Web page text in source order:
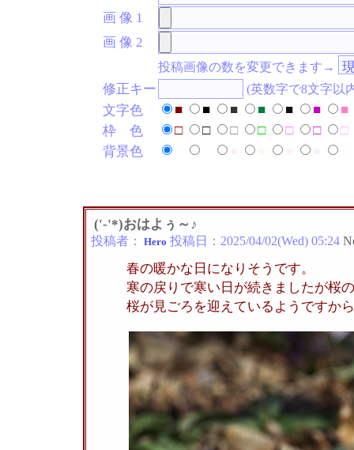
画 像 1
画 像 2
投稿画像の数を変更できます→
修正キー (英数字で8文字以
文字色 ■ ■ ■ ■ ■ ■
■
枠 色
□ □ □ □ □ □
□
背景色
('-'*)おはよぅ～♪
投稿者： Hero 投稿日： 2025/04/02(Wed) 05:24
春の暖かな日になりそうです。
寒の戻りで寒い日が続きましたが桜
桜が見ごろを迎えているようですか